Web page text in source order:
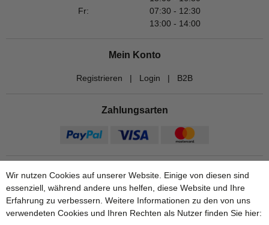
Fr:
07:30 - 12:30
13:00 - 14:00
Mein Konto
Registrieren | Login | B2B
Zahlungsarten
Wir nutzen Cookies auf unserer Website. Einige von diesen sind
essenziell, während andere uns helfen, diese Website und Ihre
Erfahrung zu verbessern. Weitere Informationen zu den von uns
verwendeten Cookies und Ihren Rechten als Nutzer finden Sie hier: